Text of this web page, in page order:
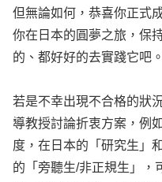
但無論如何，恭喜你正式
你在日本的圓夢之旅，保
的、都好好的去實踐它吧。
若是不幸出現不合格的狀
導教授討論折衷方案，例
度，在日本的「研究生」
的「旁聽生/非正規生」，